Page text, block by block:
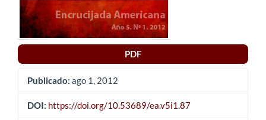
PDF
Publicado: ago 1, 2012
DOI: https://doi.org/10.53689/ea.v5i1.87